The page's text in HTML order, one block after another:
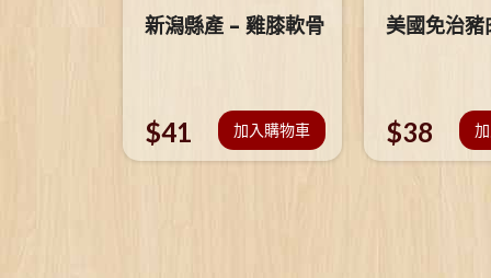
新潟縣產 – 雞膝軟骨
$41 加入購物車
美國免治豬
$38